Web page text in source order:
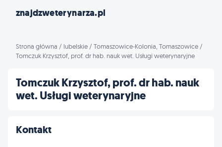
znajdzweterynarza.pl
Strona główna / lubelskie / Tomaszowice-Kolonia, Tomaszowice /
Tomczuk Krzysztof, prof. dr hab. nauk wet. Usługi weterynaryjne
Tomczuk Krzysztof, prof. dr hab. nauk
wet. Usługi weterynaryjne
Kontakt